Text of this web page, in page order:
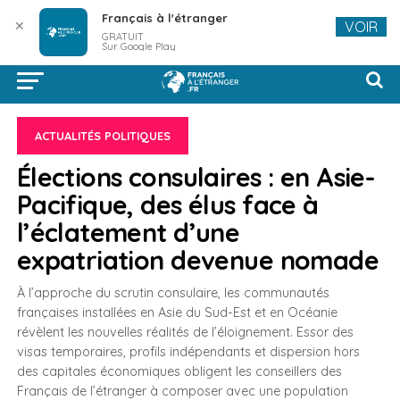
ACTUALITÉS POLITIQUES
Élections consulaires : en Asie-
Pacifique, des élus face à
l’éclatement d’une
expatriation devenue nomade
À l’approche du scrutin consulaire, les communautés
françaises installées en Asie du Sud-Est et en Océanie
révèlent les nouvelles réalités de l’éloignement. Essor des
visas temporaires, profils indépendants et dispersion hors
des capitales économiques obligent les conseillers des
Français de l’étranger à composer avec une population
✕ Français à l'étranger
GRATUIT
Sur Google Play
VOIR